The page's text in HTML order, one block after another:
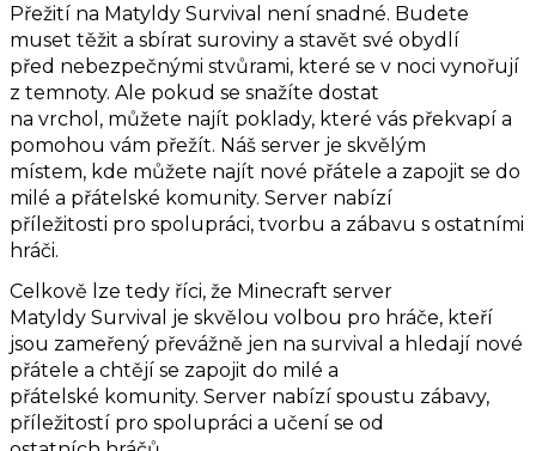
Přežití na Matyldy Survival není snadné. Budete
muset těžit a sbírat suroviny a stavět své obydlí
před nebezpečnými stvůrami, které se v noci vynořují
z temnoty. Ale pokud se snažíte dostat
na vrchol, můžete najít poklady, které vás překvapí a
pomohou vám přežít. Náš server je skvělým
místem, kde můžete najít nové přátele a zapojit se do
milé a přátelské komunity. Server nabízí
příležitosti pro spolupráci, tvorbu a zábavu s ostatními
hráči.
Celkově lze tedy říci, že Minecraft server
Matyldy Survival je skvělou volbou pro hráče, kteří
jsou zameřený převážně jen na survival a hledají nové
přátele a chtějí se zapojit do milé a
přátelské komunity. Server nabízí spoustu zábavy,
příležitostí pro spolupráci a učení se od